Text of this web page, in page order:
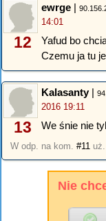
12
ewrge |
14:01
Yafud bo
Czemu ja tu
13
Kalasanty|
2016 19:11
We śnie nie
W odp. na kom. #11 uż.
Nie